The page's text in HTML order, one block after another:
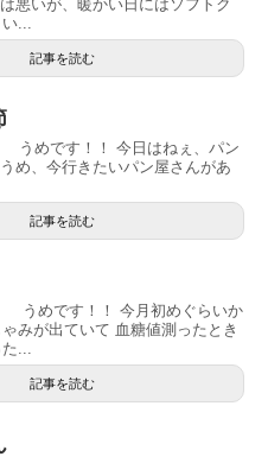
悪いが、暖かい日にはソフトク
...
記事を読む
めです！！ 今日はねぇ、パン
め、今行きたいパン屋さんがあ
記事を読む
うめです！！ 今月初めぐらいか
みが出ていて 血糖値測ったとき
...
記事を読む